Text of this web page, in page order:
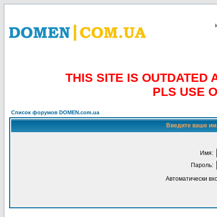
THIS SITE IS OUTDATED
PLS USE
Список форумов DOMEN.com.ua
Введите ваше
Имя:
Пароль:
Автоматически